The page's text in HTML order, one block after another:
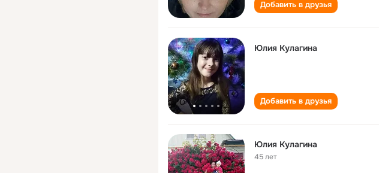
Добавить в друзья
Юлия Кулагина
Добавить в друзья
Юлия Кулагина
45 лет